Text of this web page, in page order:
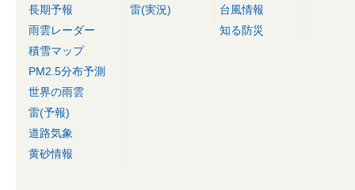
長期予報
雨雲レーダー
積雪マップ
PM2.5分布予測
世界の雨雲
雷(予報)
道路気象
黄砂情報
雷(実況)
台風情報
知る防災